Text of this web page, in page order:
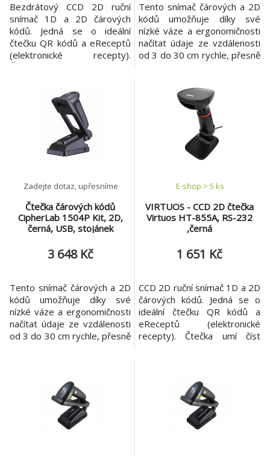
Bezdrátový CCD 2D ruční
snímač 1D a 2D čárových
kódů. Jedná se o ideální
čtečku QR kódů a eReceptů
(elektronické recepty).
i z průhledných obalů nebo
displejů, rychle dekóduje i
obtížně čitelné, rozmazané a
pomačkané kódy. Komunikaci
bezdrátové čtečky s
připojovaným zařízením lze s
Tento snímač čárových a 2D
kódů umožňuje díky své
nízké váze a ergonomičnosti
načítat údaje ze vzdálenosti
od 3 do 30 cm rychle, přesně
pracovním prostředí.
Připočtete-li konstrukci s
garantovanou odolností pro
pády z výšky 1,2 m na beton,
je snímač CipherLab 1504P
spolehlivou a dobrou volbou
Čtečka čárových kódů
CipherLab 1504P Kit, 2D,
černá, USB, stojánek
Zadejte dotaz, upřesníme
3 648 Kč
Tento snímač čárových a 2D
kódů umožňuje díky své
nízké váze a ergonomičnosti
načítat údaje ze vzdálenosti
od 3 do 30 cm rychle, přesně
Připočtete-li konstrukci s
garantovanou odolností pro
pády z výšky 1,2 m na beton,
je snímač CipherLab 1504P
spolehlivou a dobrou volbou
VIRTUOS - CCD 2D čtečka
Virtuos HT-855A, RS-232
,černá
E-shop > 5 ks
1 651 Kč
CCD 2D ruční snímač 1D a 2D
čárových kódů. Jedná se o
ideální čtečku QR kódů a
eReceptů (elektronické
recepty). Čtečka umí číst
displejů, rychle dekóduje i
obtížně čitelné, rozmazané a
pomačkané kódy. Čtečka je
vybavena sériovým (RS-232)
rozhraním. *Praktické odolné